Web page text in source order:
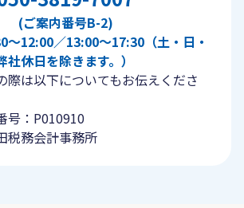
(ご案内番号B-2)
〜12:00／13:00〜17:30（土・日・
休日を除きます。）
際は以下についてもお伝えくださ
号：P010910
税務会計事務所